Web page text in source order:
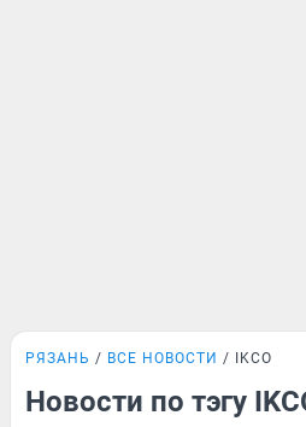
РЯЗАНЬ ВСЕ НОВОСТИ IKCO
Новости по тэгу